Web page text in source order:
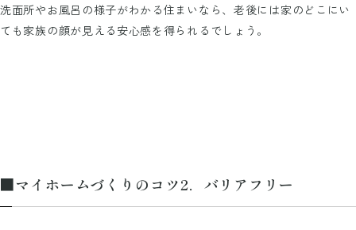
洗面所やお風呂の様子がわかる住まいなら、老後には家のどこにい
ても家族の顔が見える安心感を得られるでしょう。
■マイホームづくりのコツ2．バリアフリー